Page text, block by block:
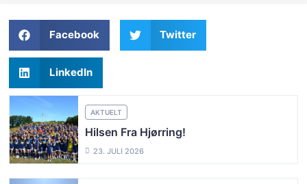
Facebook Twitter
LinkedIn
AKTUELT
Hilsen Fra Hjørring!
23. JULI 2026